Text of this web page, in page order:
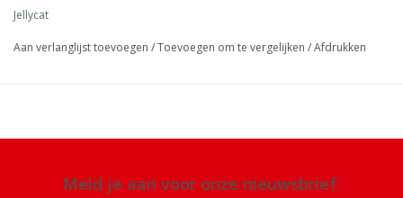
Details: geschikt voor alle leeftijden. Alleen handwas, niet in de
Jellycat
Aan verlanglijst toevoegen /Toevoegen om te vergelijken /Afdrukken
Meld je aan voor onze nieuwsbrief: